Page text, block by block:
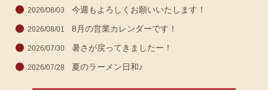
2026/08/03 今週もよろしくお願いいたします！
2026/08/01 8月の営業カレンダーです！
2026/07/30 暑さが戻ってきましたー！
2026/07/28 夏のラーメン日和♪